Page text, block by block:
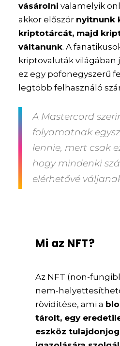
vásárolni valamelyik
akkor először nyitnunk
kriptotárcát, majd
váltanunk. A
kriptovaluták világában
ez egy pofonegyszerű
legtöbb felhasználó
A Mastercard
folyamatnak
lennie, mert csak
hogy mindenki
elérhetővé
Mi az NFT?
Az NFT (non-
nem-
rövidítése, ami a
tárolt, egy
eszköz